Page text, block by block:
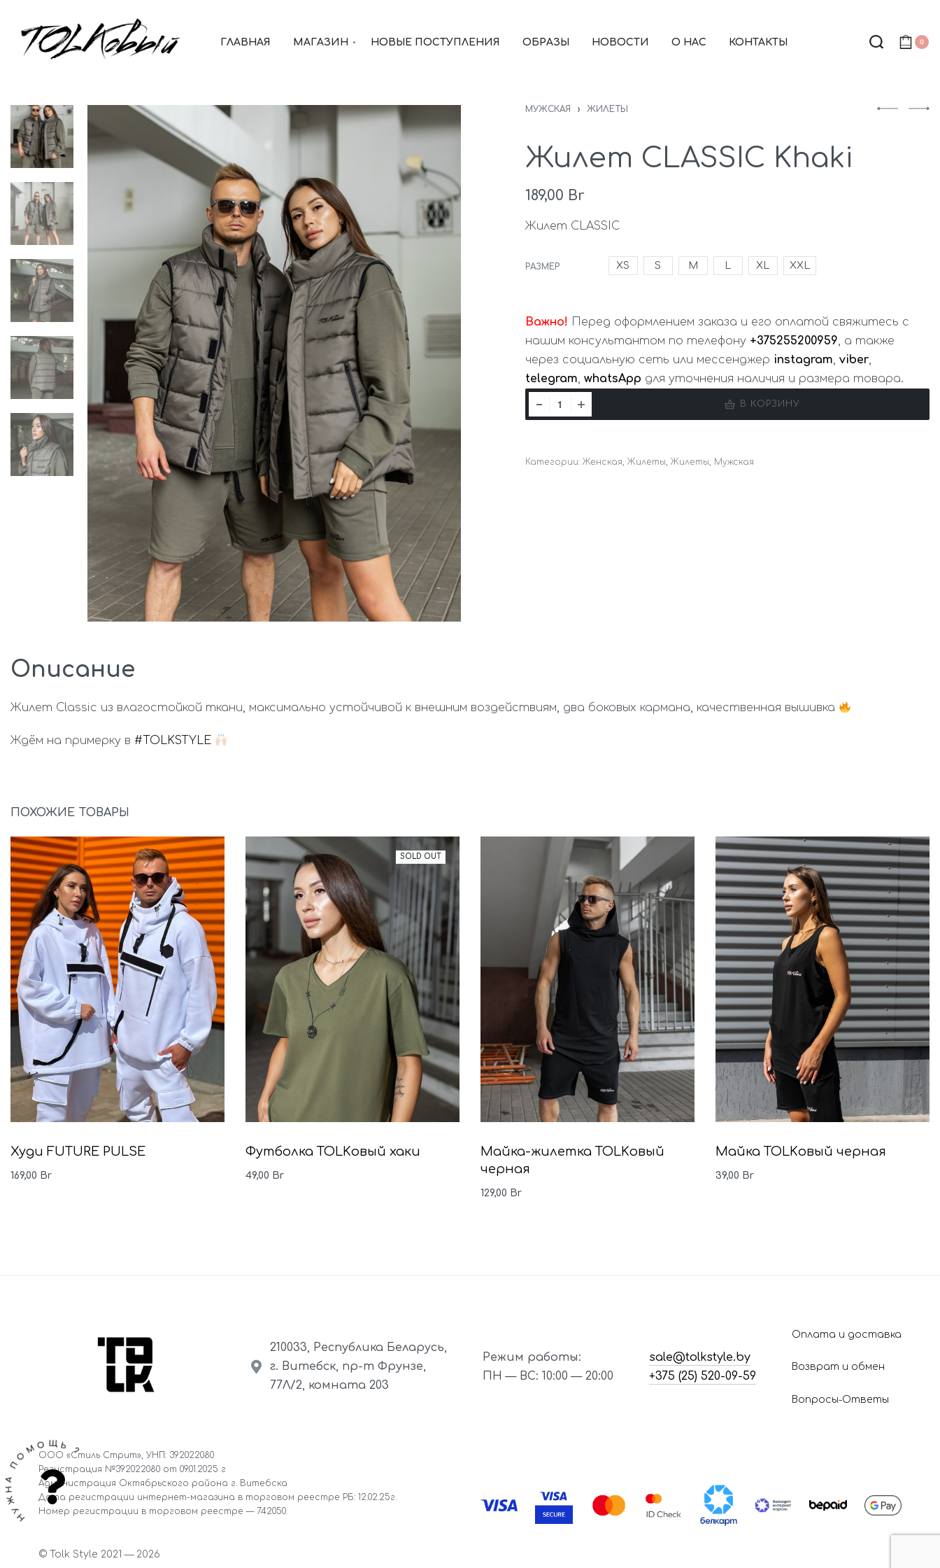
ГЛАВНАЯ МАГАЗИН НОВЫЕ ПОСТУПЛЕНИЯ ОБРАЗЫ НОВОСТИ О НАС КОНТАКТЫ 0
МУЖСКАЯ › ЖИЛЕТЫ
Жилет CLASSIC Khaki
189,00 Br
Жилет CLASSIC
РАЗМЕР XS S M L XL XXL
Важно! Перед оформлением заказа и его оплатой свяжитесь с
нашим консультантом по телефону +375255200959, а также
через социальную сеть или мессенджер instagram, viber,
telegram, whatsApp для уточнения наличия и размера товара.
В КОРЗИНУ
Категории: Женская, Жилеты, Жилеты, Мужская
Описание
Жилет Classic из влагостойкой ткани, максимально устойчивой к внешним воздействиям, два боковых кармана, качественная вышивка
Ждём на примерку в #TOLKSTYLE
ПОХОЖИЕ ТОВАРЫ
Худи FUTURE PULSE
169,00 Br
SOLD OUT
Футболка TOLKовый хаки
49,00 Br
Майка-жилетка TOLKовый
черная
129,00 Br
Майка TOLKовый черная
39,00 Br
210033, Республика Беларусь,
г. Витебск, пр-т Фрунзе,
77Л/2, комната 203
Режим работы:
ПН — ВС: 10:00 — 20:00
sale@tolkstyle.by
+375 (25) 520-09-59
Оплата и доставка
Возврат и обмен
Вопросы-Ответы
ПОМОЩЬ ?
ООО «Стиль Стрит», УНП: 392022080
Регистрация №392022080 от 09.01.2025 г
Администрация Октябрьского района г. Витебска
Дата регистрации интернет-магазина в торговом реестре РБ: 12.02.25г.
Номер регистрации в торговом реестре — 742050.
© Tolk Style 2021 — 2026